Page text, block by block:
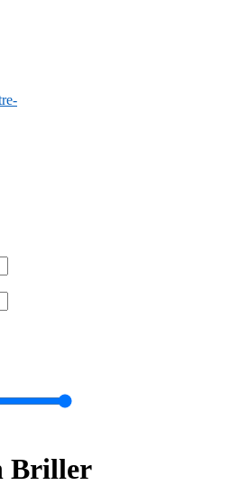
-
Briller